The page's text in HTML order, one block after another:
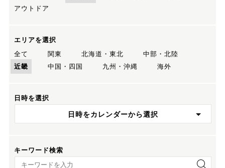
アウトドア
エリアを選択
全て
関東 北海道・東北
中部・北陸
近畿
中国・四国 九州・沖縄 海外
日時を選択
日時をカレンダーから選択
キーワード検索
キーワード検索